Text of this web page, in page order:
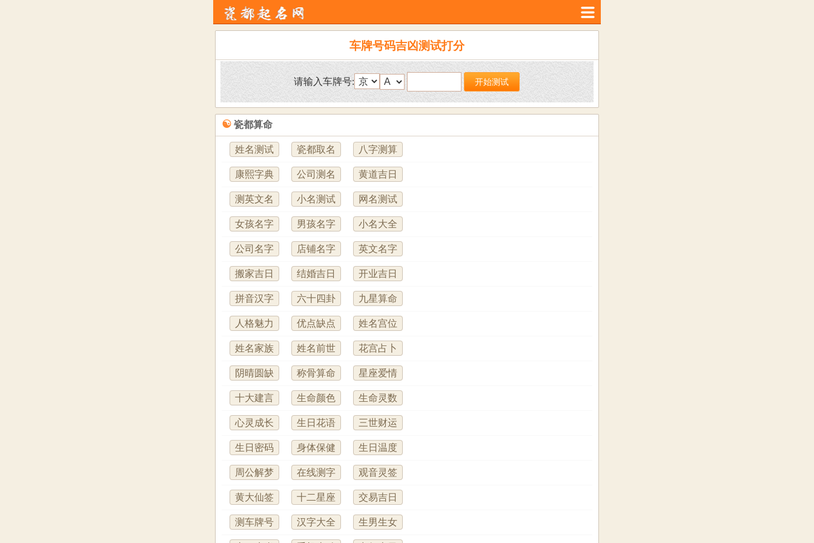
车牌号码吉凶测试打分
请输入车牌号:
☯ 瓷都算命
姓名测试 瓷都取名 八字测算
康熙字典 公司测名 黄道吉日
测英文名 小名测试 网名测试
女孩名字 男孩名字 小名大全
公司名字 店铺名字 英文名字
搬家吉日 结婚吉日 开业吉日
拼音汉字 六十四卦 九星算命
人格魅力 优点缺点 姓名宫位
姓名家族 姓名前世 花宫占卜
阴晴圆缺 称骨算命 星座爱情
十大建言 生命颜色 生命灵数
心灵成长 生日花语 三世财运
生日密码 身体保健 生日温度
周公解梦 在线测字 观音灵签
黄大仙签 十二星座 交易吉日
测车牌号 汉字大全 生男生女